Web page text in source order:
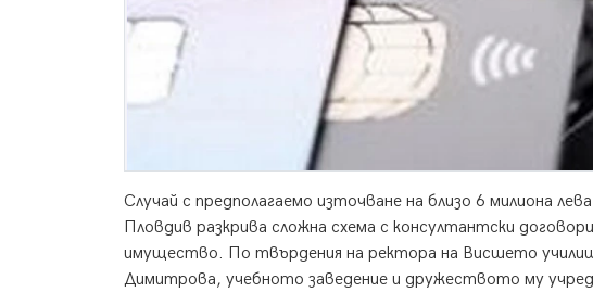
Случай с предполагаемо източване на близо 6 милиона
Пловдив разкрива сложна схема с консултантски
имущество. По твърдения на ректора на Висшето
Димитрова, учебното заведение и дружеството му